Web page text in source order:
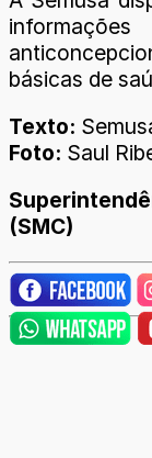
básicas de
Texto:
Foto: Saul
(SMC)